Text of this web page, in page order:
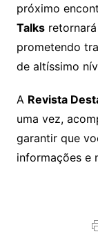
próximo
Talksretornará
prometendo
de altíssimo
A Revista
uma vez,
garantir que
informações e